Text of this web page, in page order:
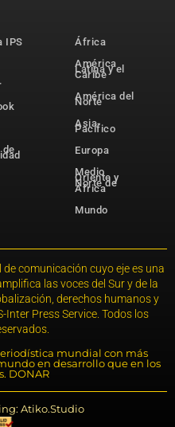
IPS
de
África
América
Latina y el
Caribe
América del
Norte
Asia-
Pacífico
Europa
Medio
Oriente y
Norte de
África
Mundo
comunicación cuyo eje es una
las voces del Sur y de la
derechos humanos y
Press Service. Todos los
mundial con más
en desarrollo que en los
DONAR
Atiko.Studio